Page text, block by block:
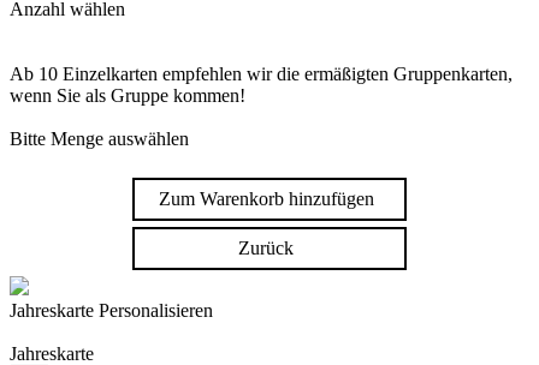
Anzahl wählen
Ab 10 Einzelkarten empfehlen wir die ermäßigten Gruppenkarten,
wenn Sie als Gruppe kommen!
Bitte Menge auswählen
Zum Warenkorb hinzufügen
Zurück
Jahreskarte Personalisieren
Jahreskarte